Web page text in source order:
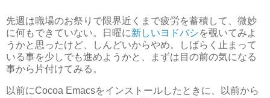
先週は職場のお祭りで限界近くまで疲労を蓄積して、微妙
に何もできていない。日曜に新しいヨドバシを覗いてみよ
うかと思ったけど、しんどいからやめ。しばらく止まって
いる事を少しでも進めようかと、まずは目の前の気になる
事から片付けてみる。
以前にCocoa Emacsをインストールしたときに、以前から